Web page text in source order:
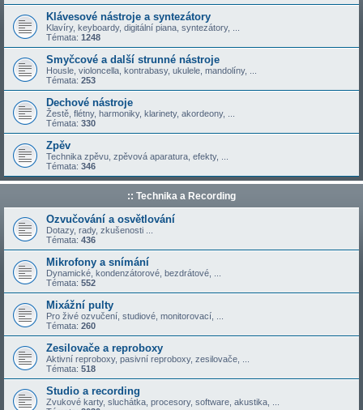
Klávesové nástroje a syntezátory
Klavíry, keyboardy, digitální piana, syntezátory, ...
Témata: 1248
Smyčcové a další strunné nástroje
Housle, violoncella, kontrabasy, ukulele, mandolíny, ...
Témata: 253
Dechové nástroje
Žestě, flétny, harmoniky, klarinety, akordeony, ...
Témata: 330
Zpěv
Technika zpěvu, zpěvová aparatura, efekty, ...
Témata: 346
:: Technika a Recording
Ozvučování a osvětlování
Dotazy, rady, zkušenosti ...
Témata: 436
Mikrofony a snímání
Dynamické, kondenzátorové, bezdrátové, ...
Témata: 552
Mixážní pulty
Pro živé ozvučení, studiové, monitorovací, ...
Témata: 260
Zesilovače a reproboxy
Aktivní reproboxy, pasivní reproboxy, zesilovače, ...
Témata: 518
Studio a recording
Zvukové karty, sluchátka, procesory, software, akustika, ...